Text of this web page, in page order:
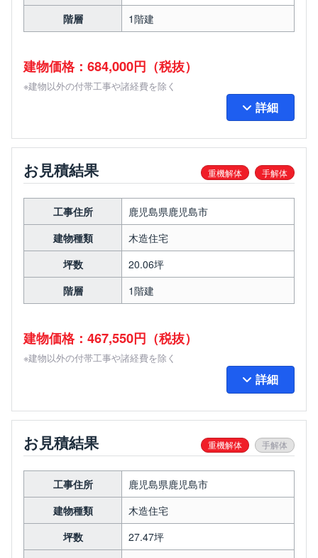
階層
1階建
建物価格：684,000円（税抜）
※建物以外の付帯工事や諸経費を除く
詳細
お見積結果 重機解体 手解体
工事住所
鹿児島県鹿児島市
建物種類
木造住宅
坪数
20.06坪
階層
1階建
建物価格：467,550円（税抜）
※建物以外の付帯工事や諸経費を除く
詳細
お見積結果 重機解体 手解体
工事住所
鹿児島県鹿児島市
建物種類
木造住宅
坪数
27.47坪